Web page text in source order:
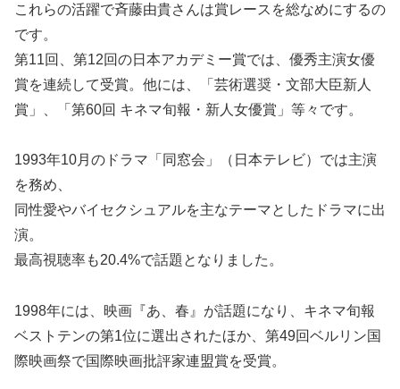
これらの活躍で斉藤由貴さんは賞レースを総なめにするの
です。
第11回、第12回の日本アカデミー賞では、優秀主演女優
賞を連続して受賞。他には、「芸術選奨・文部大臣新人
賞」、「第60回 キネマ旬報・新人女優賞」等々です。
1993年10月のドラマ「同窓会」（日本テレビ）では主演
を務め、
同性愛やバイセクシュアルを主なテーマとしたドラマに出
演。
最高視聴率も20.4%で話題となりました。
1998年には、映画『あ、春』が話題になり、キネマ旬報
ベストテンの第1位に選出されたほか、第49回ベルリン国
際映画祭で国際映画批評家連盟賞を受賞。